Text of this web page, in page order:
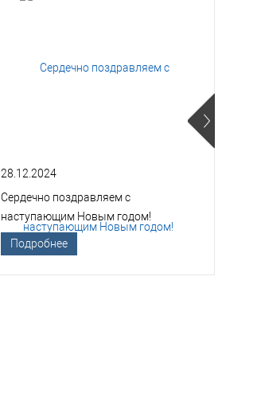
28.12.2024
Сердечно поздравляем с
наступающим Новым годом!
Подробнее